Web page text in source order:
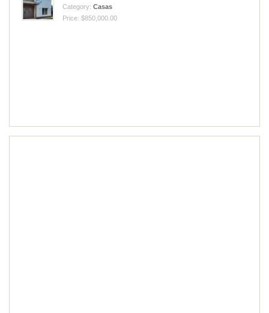
Category: Casas
Price: $850,000.00